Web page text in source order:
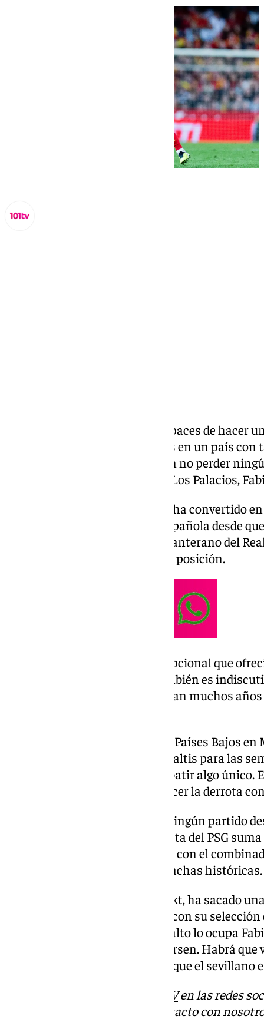
No todos los futbolistas son capaces de hacer
internacional, y muchos menos en un país con
España. Más complicado es aún no perder
este es el caso del futbolista de Los Palacios,
El centrocampista sevillano se ha convertido
mediocampo de la Selección Española desde
banquillo nacional. El que fue canterano del
de los mejores futbolistas en su posición.
Todos recordamos el nivel excepcional que
Un futbolista que en el PSG también es
Enrique y al que todavía le quedan muchos
Y es que tras el empate frente a Países Bajos
clasificación en la tanda de penaltis para las
League, Fabián Ruiz consiguió batir algo único.
partidos consecutivos sin conocer la derrota
Y es que Fabián no ha perdido ningún partido
en el año 2019. El centrocampista del PSG
empates, por lo que está invicto con el
puesto más alto de la tabla de rachas históricas.
La famosa web de Transfermarkt, ha sacado
tuvieron las rachas más largas con su
ningún partido. El puesto más alto lo ocupa
superó al danés Jens Stryger Larsen. Habrá
increíble racha, que demuestra que el
101TVen las redes
. Puedes ponerte en contacto con